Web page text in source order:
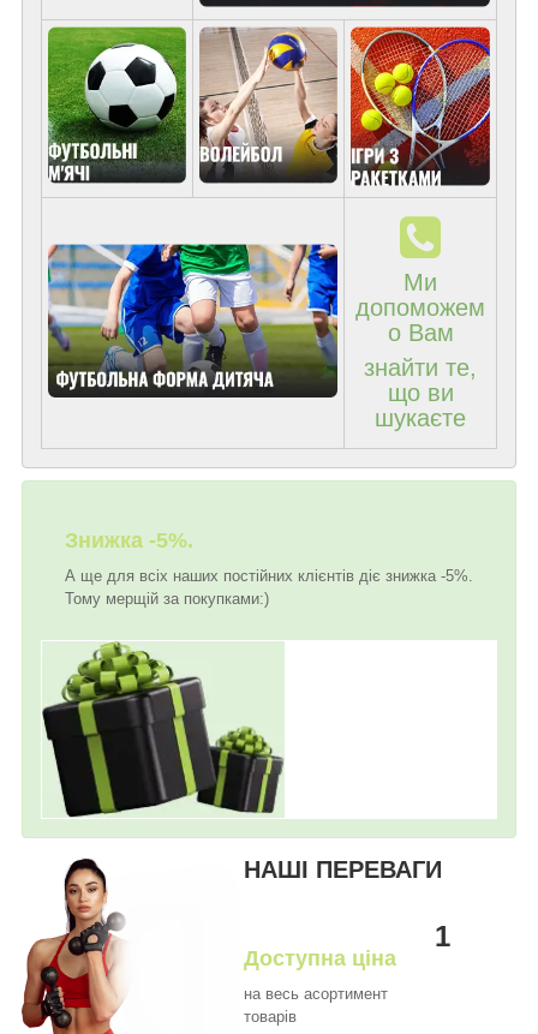
Ми
допоможем
о Вам
знайти те,
що ви
шукаєте
Знижка -5%.
А ще для всіх наших постійних клієнтів діє знижка -5%.
Тому мерщій за покупками:)
НАШІ ПЕРЕВАГИ
1
Доступна ціна
на весь асортимент
товарів